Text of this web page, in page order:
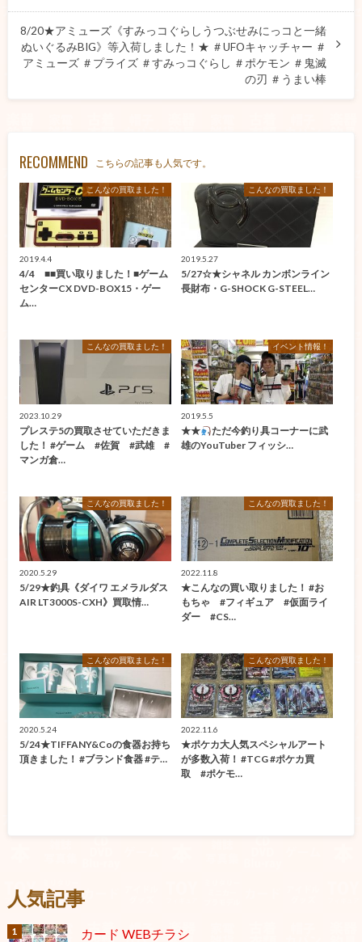
8/20★アミューズ《すみっコぐらしうつぶせみにっコと一緒
ぬいぐるみBIG》等入荷しました！★ ＃UFOキャッチャー ＃
アミューズ ＃プライズ ＃すみっコぐらし ＃ポケモン ＃鬼滅
の刃 ＃うまい棒
RECOMMEND こちらの記事も人気です。
こんなの買取ました！
2019.4.4
4/4 ■■買い取りました！■ゲーム
センターCX DVD-BOX15・ゲー
ム…
こんなの買取ました！
2019.5.27
5/27☆★シャネル カンボンライン
長財布・G-SHOCK G-STEEL…
こんなの買取ました！
2023.10.29
プレステ5の買取させていただきま
した！ #ゲーム #佐賀 #武雄 #
マンガ倉…
イベント情報！
2019.5.5
★★
ただ今釣り具コーナーに武
雄のYouTuber フィッシ…
こんなの買取ました！
2020.5.29
5/29★釣具《ダイワ エメラルダス
AIR LT3000S-CXH》買取情…
こんなの買取ました！
2022.11.8
★こんなの買い取りました！ #お
もちゃ #フィギュア #仮面ライ
ダー #CS…
こんなの買取ました！
2020.5.24
5/24★TIFFANY&Coの食器お持ち
頂きました！ #ブランド食器 #テ…
こんなの買取ました！
2022.11.6
★ポケカ大人気スペシャルアート
が多数入荷！ #TCG #ポケカ買
取 #ポケモ…
人気記事
カード WEBチラシ